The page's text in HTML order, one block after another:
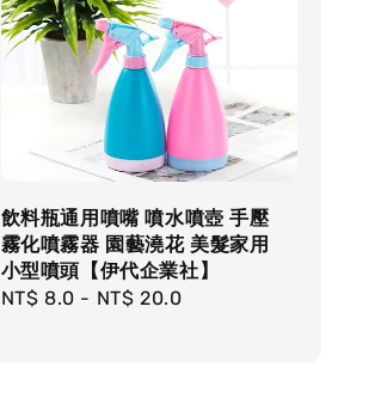
飲料瓶通用噴嘴 噴水噴壺 手壓
霧化噴霧器 園藝澆花 美髮家用
小型噴頭【伊代企業社】
Regular
NT$ 8.0 - NT$ 20.0